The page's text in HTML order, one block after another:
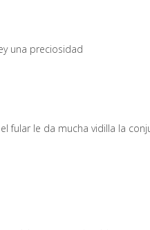
una preciosidad
fular le da mucha vidilla la